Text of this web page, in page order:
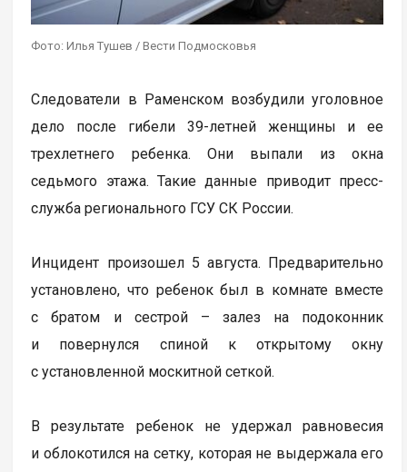
Фото: Илья Тушев / Вести Подмосковья
Следователи в Раменском возбудили уголовное
дело после гибели 39-летней женщины и ее
трехлетнего ребенка. Они выпали из окна
седьмого этажа. Такие данные приводит пресс-
служба регионального ГСУ СК России.
Инцидент произошел 5 августа. Предварительно
установлено, что ребенок был в комнате вместе
с братом и сестрой – залез на подоконник
и повернулся спиной к открытому окну
с установленной москитной сеткой.
В результате ребенок не удержал равновесия
и облокотился на сетку, которая не выдержала его